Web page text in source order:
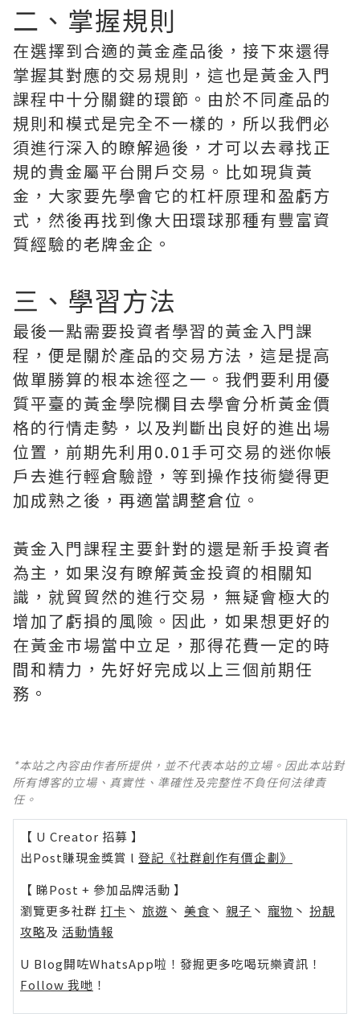
二、掌握規則
在選擇到合適的黃金產品後，接下來還得
掌握其對應的交易規則，這也是黃金入門
課程中十分關鍵的環節。由於不同產品的
規則和模式是完全不一樣的，所以我們必
須進行深入的瞭解過後，才可以去尋找正
規的貴金屬平台開戶交易。比如現貨黃
金，大家要先學會它的杠杆原理和盈虧方
式，然後再找到像大田環球那種有豐富資
質經驗的老牌金企。
三、學習方法
最後一點需要投資者學習的黃金入門課
程，便是關於產品的交易方法，這是提高
做單勝算的根本途徑之一。我們要利用優
質平臺的黃金學院欄目去學會分析黃金價
格的行情走勢，以及判斷出良好的進出場
位置，前期先利用0.01手可交易的迷你帳
戶去進行輕倉驗證，等到操作技術變得更
加成熟之後，再適當調整倉位。
黃金入門課程主要針對的還是新手投資者
為主，如果沒有瞭解黃金投資的相關知
識，就貿貿然的進行交易，無疑會極大的
增加了虧損的風險。因此，如果想更好的
在黃金市場當中立足，那得花費一定的時
間和精力，先好好完成以上三個前期任
務。
*本站之內容由作者所提供，並不代表本站的立場。因此本站對
所有博客的立場、真實性、準確性及完整性不負任何法律責
任。
【 U Creator 招募 】
出Post賺現金獎賞 l 登記《社群創作有價企劃》
【 睇Post + 參加品牌活動 】
瀏覽更多社群 打卡 丶 旅遊 丶 美食 丶 親子 丶 寵物 丶 扮靚
攻略及 活動情報
U Blog開咗WhatsApp啦！發掘更多吃喝玩樂資訊！
Follow 我哋 ！